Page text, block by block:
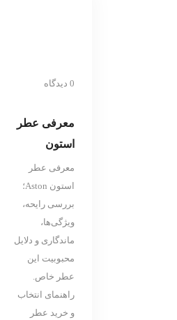
0 دیدگاه
معرفی عطر
استون
معرفی عطر
استون Aston؛
بررسی رایحه،
ویژگی‌ها،
ماندگاری و دلایل
محبوبیت این
عطر خاص.
راهنمای انتخاب
و خرید عطر